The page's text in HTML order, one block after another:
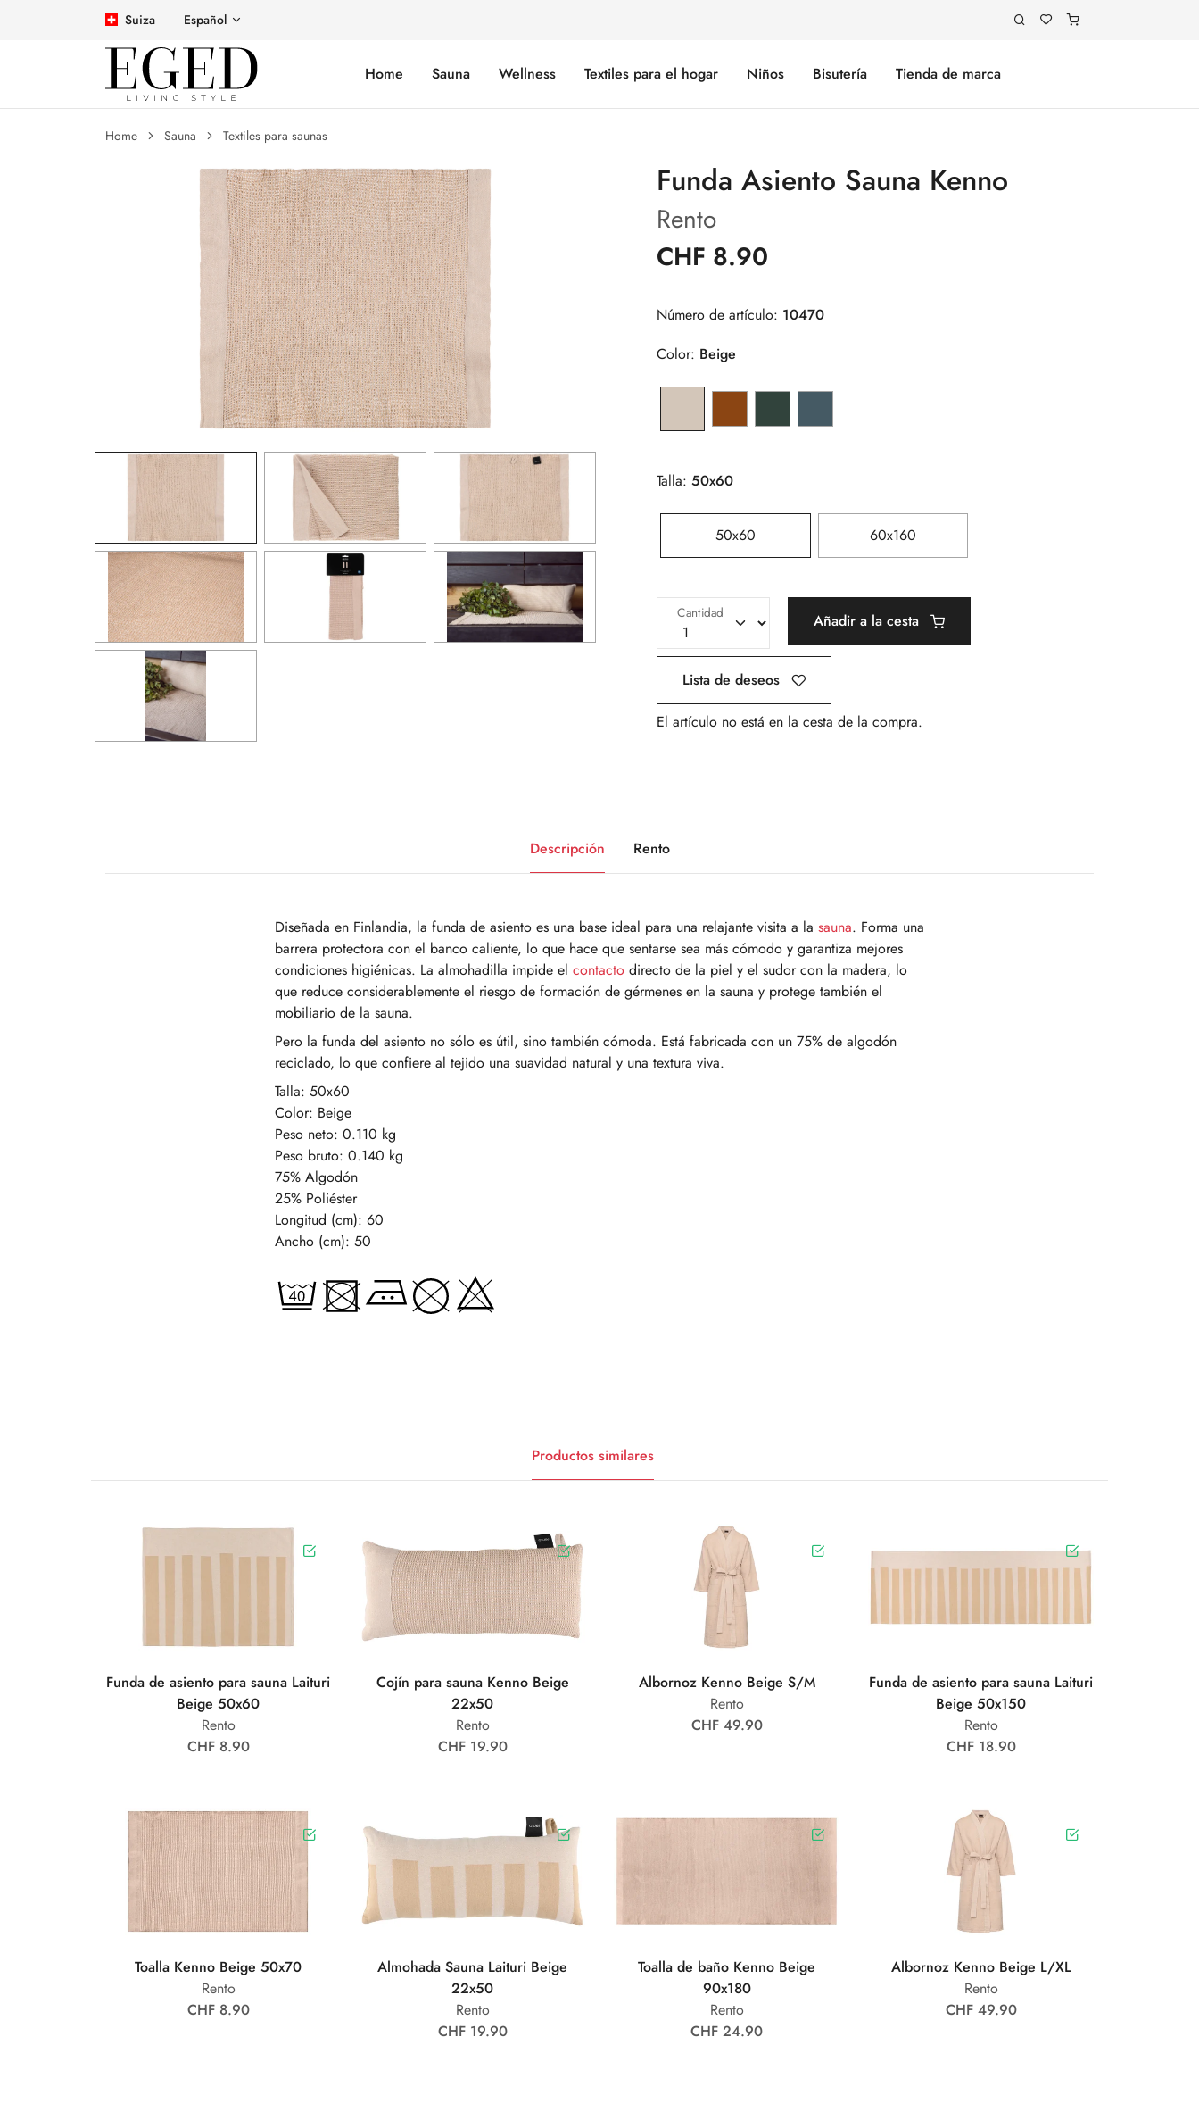
Suiza Español
Home Sauna Wellness Textiles para el hogar Niños Bisutería Tienda de marca
Home Sauna Textiles para saunas
Funda Asiento Sauna Kenno
Rento
CHF 8.90
Número de artículo: 10470
Color: Beige
Talla: 50x60
50x60 60x160
Cantidad Añadir a la cesta
Lista de deseos
El artículo no está en la cesta de la compra.
Descripción Rento
Diseñada en Finlandia, la funda de asiento es una base ideal para una relajante visita a la sauna. Forma una
barrera protectora con el banco caliente, lo que hace que sentarse sea más cómodo y garantiza mejores
condiciones higiénicas. La almohadilla impide el contacto directo de la piel y el sudor con la madera, lo
que reduce considerablemente el riesgo de formación de gérmenes en la sauna y protege también el
mobiliario de la sauna.
Pero la funda del asiento no sólo es útil, sino también cómoda. Está fabricada con un 75% de algodón
reciclado, lo que confiere al tejido una suavidad natural y una textura viva.
Talla: 50x60
Color: Beige
Peso neto: 0.110 kg
Peso bruto: 0.140 kg
75% Algodón
25% Poliéster
Longitud (cm): 60
Ancho (cm): 50
Productos similares
Funda de asiento para sauna Laituri
Beige 50x60
Rento
CHF 8.90
Cojín para sauna Kenno Beige
22x50
Rento
CHF 19.90
Albornoz Kenno Beige S/M
Rento
CHF 49.90
Funda de asiento para sauna Laituri
Beige 50x150
Rento
CHF 18.90
Toalla Kenno Beige 50x70
Rento
CHF 8.90
Almohada Sauna Laituri Beige
22x50
Rento
CHF 19.90
Toalla de baño Kenno Beige
90x180
Rento
CHF 24.90
Albornoz Kenno Beige L/XL
Rento
CHF 49.90